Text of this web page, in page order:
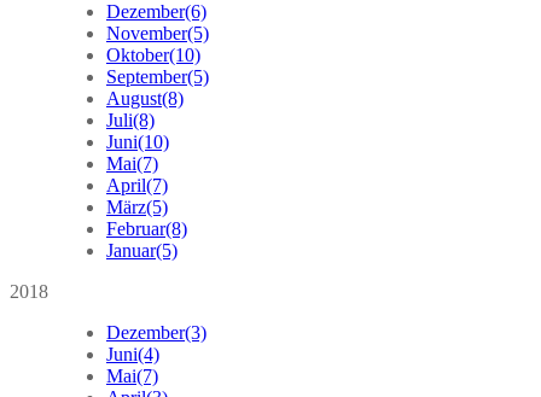
Dezember(6)
November(5)
Oktober(10)
September(5)
August(8)
Juli(8)
Juni(10)
Mai(7)
April(7)
März(5)
Februar(8)
Januar(5)
2018
Dezember(3)
Juni(4)
Mai(7)